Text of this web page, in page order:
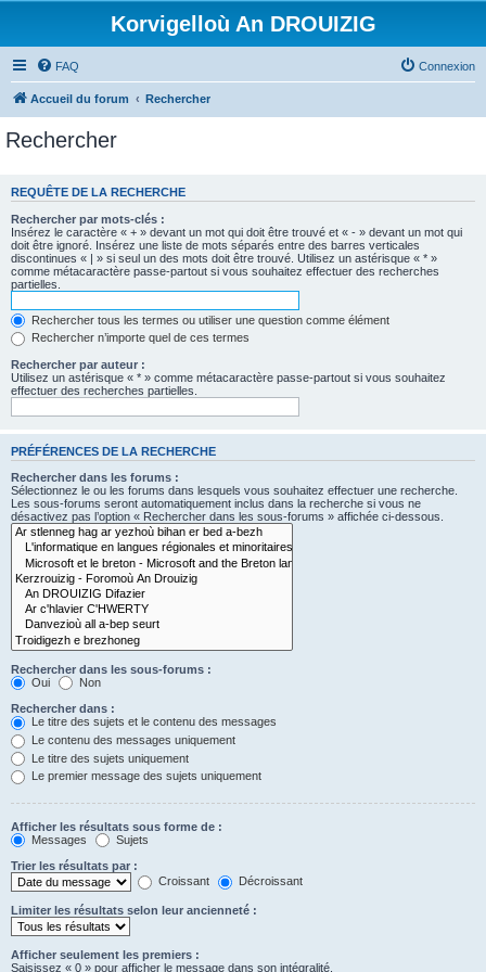
Korvigelloù An DROUIZIG
FAQ Connexion
Accueil du forum Rechercher
Rechercher
REQUÊTE DE LA RECHERCHE
Rechercher par mots-clés :
Insérez le caractère « + » devant un mot qui doit être trouvé et « - » devant un mot qui
doit être ignoré. Insérez une liste de mots séparés entre des barres verticales
discontinues « | » si seul un des mots doit être trouvé. Utilisez un astérisque « * »
comme métacaractère passe-partout si vous souhaitez effectuer des recherches
partielles.
Rechercher tous les termes ou utiliser une question comme élément
Rechercher n’importe quel de ces termes
Rechercher par auteur :
Utilisez un astérisque « * » comme métacaractère passe-partout si vous souhaitez
effectuer des recherches partielles.
PRÉFÉRENCES DE LA RECHERCHE
Rechercher dans les forums :
Sélectionnez le ou les forums dans lesquels vous souhaitez effectuer une recherche.
Les sous-forums seront automatiquement inclus dans la recherche si vous ne
désactivez pas l’option « Rechercher dans les sous-forums » affichée ci-dessous.
Rechercher dans les sous-forums :
Oui
Non
Rechercher dans :
Le titre des sujets et le contenu des messages
Le contenu des messages uniquement
Le titre des sujets uniquement
Le premier message des sujets uniquement
Afficher les résultats sous forme de :
Messages
Sujets
Trier les résultats par :
Croissant
Décroissant
Limiter les résultats selon leur ancienneté :
Afficher seulement les premiers :
Saisissez « 0 » pour afficher le message dans son intégralité.